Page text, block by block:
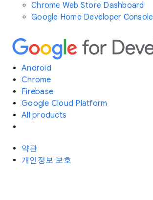
Chrome Web Store Dashboard
Google Home Developer Console
Android
Chrome
Firebase
Google Cloud Platform
All products
약관
개인정보 보호